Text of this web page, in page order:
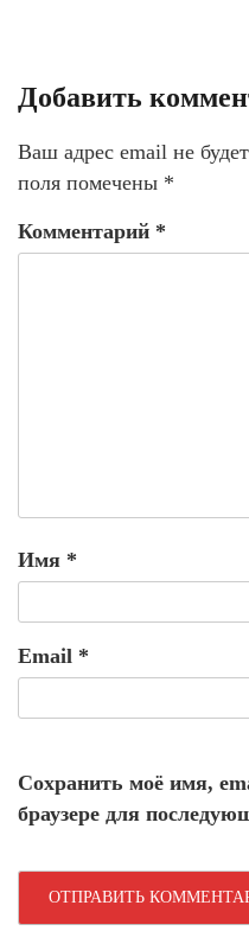
Добавить
Ваш адрес email не
поля помечены *
Комментарий *
Имя *
Email *
Сохранить моё имя,
браузере для